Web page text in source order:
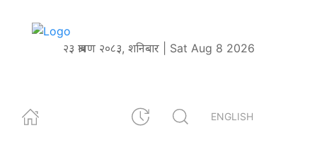
२३ श्रावण २०८३, शनिबार | Sat Aug 8 2026
ENGLISH